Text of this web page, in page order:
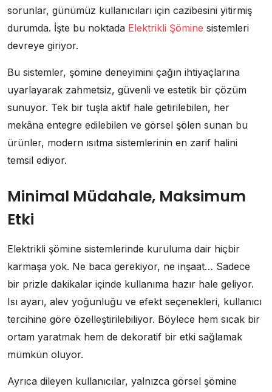
sorunlar, günümüz kullanıcıları için cazibesini yitirmiş
durumda. İşte bu noktada Elektrikli Şömine sistemleri
devreye giriyor.
Bu sistemler, şömine deneyimini çağın ihtiyaçlarına
uyarlayarak zahmetsiz, güvenli ve estetik bir çözüm
sunuyor. Tek bir tuşla aktif hale getirilebilen, her
mekâna entegre edilebilen ve görsel şölen sunan bu
ürünler, modern ısıtma sistemlerinin en zarif halini
temsil ediyor.
Minimal Müdahale, Maksimum
Etki
Elektrikli şömine sistemlerinde kuruluma dair hiçbir
karmaşa yok. Ne baca gerekiyor, ne inşaat… Sadece
bir prizle dakikalar içinde kullanıma hazır hale geliyor.
Isı ayarı, alev yoğunluğu ve efekt seçenekleri, kullanıcı
tercihine göre özelleştirilebiliyor. Böylece hem sıcak bir
ortam yaratmak hem de dekoratif bir etki sağlamak
mümkün oluyor.
Ayrıca dileyen kullanıcılar, yalnızca görsel şömine